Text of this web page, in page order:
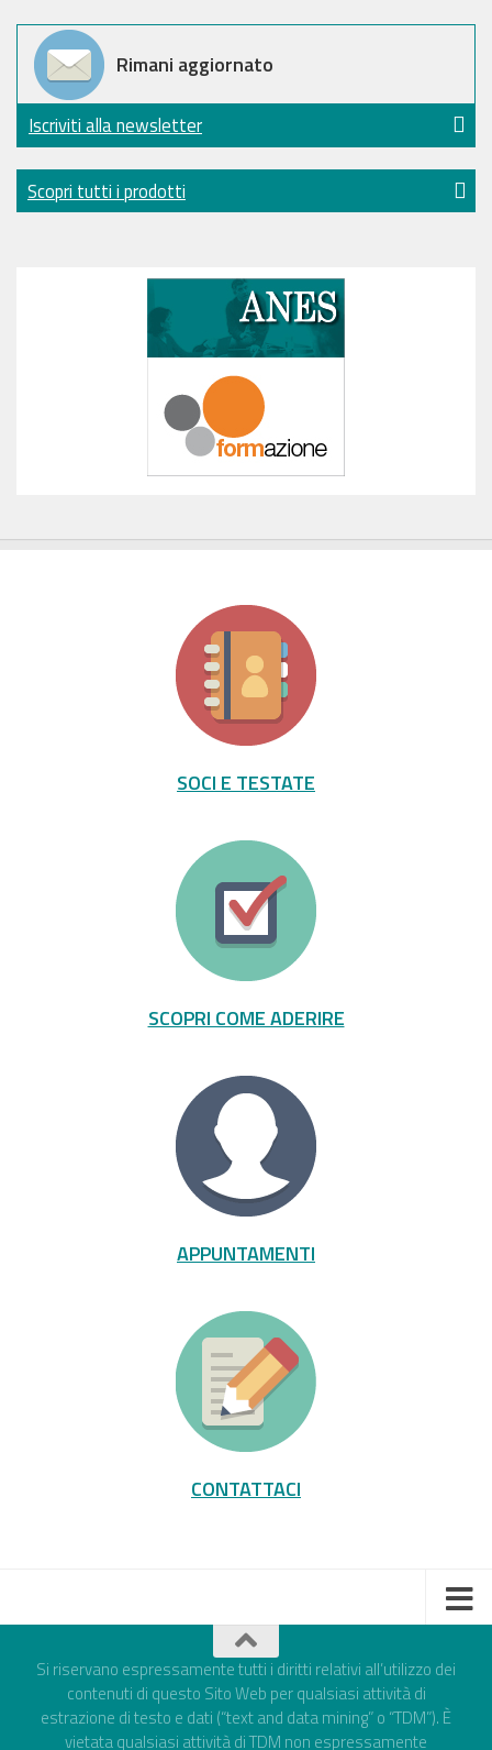
Rimani aggiornato
Iscriviti alla newsletter
Scopri tutti i prodotti
SOCI E TESTATE
SCOPRI COME ADERIRE
APPUNTAMENTI
CONTATTACI
Si riservano espressamente tutti i diritti relativi all’utilizzo dei
contenuti di questo Sito Web per qualsiasi attività di
estrazione di testo e dati (“text and data mining” o “TDM”). È
vietata qualsiasi attività di TDM non espressamente